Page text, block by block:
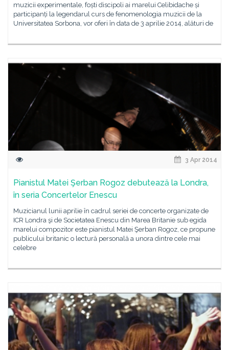
muzicii experimentale, foști discipoli ai marelui Celibidache și
participanți la legendarul curs de fenomenologia muzicii de la
Universitatea Sorbona, vor oferi în data de 3 aprilie 2014, alături de
3 Apr 2014
Pianistul Matei Şerban Rogoz debutează la Londra,
în seria Concertelor Enescu
Muzicianul lunii aprilie în cadrul seriei de concerte organizate de
ICR Londra şi de Societatea Enescu din Marea Britanie sub egida
marelui compozitor este pianistul Matei Şerban Rogoz, ce propune
publicului britanic o lectură personală a unora dintre cele mai
celebre